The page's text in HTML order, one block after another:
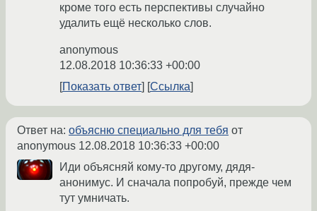
кроме того есть перспективы случайно
удалить ещё несколько слов.
anonymous
12.08.2018 10:36:33 +00:00
Показать ответ
Ссылка
Ответ на: объясню специально для тебя от
anonymous 12.08.2018 10:36:33 +00:00
Иди объясняй кому-то другому, дядя-
анонимус. И сначала попробуй, прежде чем
тут умничать.